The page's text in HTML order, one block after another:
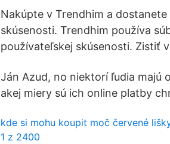
Nakúpte v Trendhim a
skúsenosti. Trendhim používa
používateľskej skúsenosti. Zistiť
Ján Azud, no niektorí ľudia majú
akej miery sú ich online platby
kde si mohu koupit moč červené
1 z 2400